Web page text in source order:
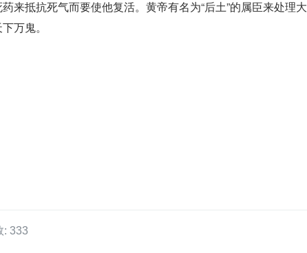
来抵抗死气而要使他复活。黄帝有名为“后土”的属臣来处理大
万鬼。
: 333